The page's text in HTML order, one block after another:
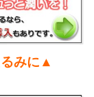
みに▲